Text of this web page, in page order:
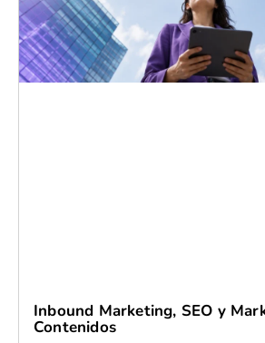
Inbound Marketing, SEO y
Contenidos